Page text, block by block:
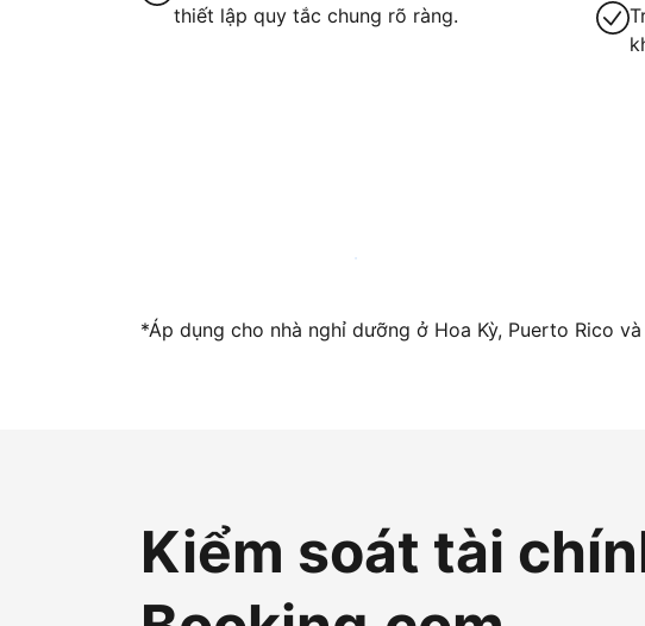
thiết lập quy tắc chung rõ ràng.
Trở thành host với chúng tôi ngay hôm nay
*Áp dụng cho nhà nghỉ dưỡng ở Hoa Kỳ, Puerto Rico
Kiểm soát tài